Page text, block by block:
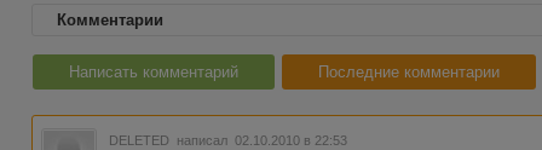
Комментарии
Написать комментарий Последние комментарии
DELETED написал 02.10.2010 в 22:53